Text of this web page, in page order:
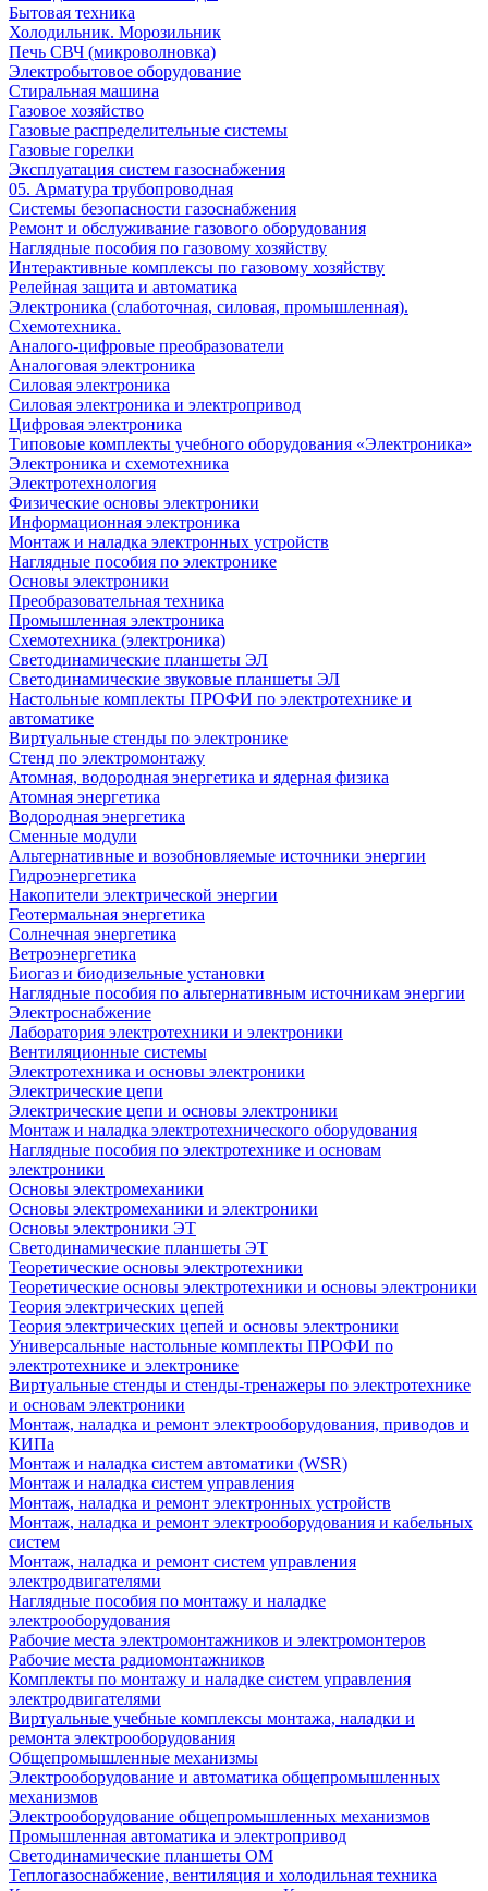
Бытовая техника
Холодильник. Морозильник
Печь СВЧ (микроволновка)
Электробытовое оборудование
Стиральная машина
Газовое хозяйство
Газовые распределительные системы
Газовые горелки
Эксплуатация систем газоснабжения
05. Арматура трубопроводная
Системы безопасности газоснабжения
Ремонт и обслуживание газового оборудования
Наглядные пособия по газовому хозяйству
Интерактивные комплексы по газовому хозяйству
Релейная защита и автоматика
Электроника (слаботочная, силовая, промышленная).
Схемотехника.
Аналого-цифровые преобразователи
Аналоговая электроника
Cиловая электроника
Cиловая электроника и электропривод
Цифровая электроника
Типовоые комплекты учебного оборудования «Электроника»
Электроника и схемотехника
Электротехнология
Физические основы электроники
Информационная электроника
Монтаж и наладка электронных устройств
Наглядные пособия по электронике
Основы электроники
Преобразовательная техника
Промышленная электроника
Схемотехника (электроника)
Светодинамические планшеты ЭЛ
Светодинамические звуковые планшеты ЭЛ
Настольные комплекты ПРОФИ по электротехнике и
автоматике
Виртуальные стенды по электронике
Стенд по электромонтажу
Атомная, водородная энергетика и ядерная физика
Атомная энергетика
Водородная энергетика
Сменные модули
Альтернативные и возобновляемые источники энергии
Гидроэнергетика
Накопители электрической энергии
Геотермальная энергетика
Солнечная энергетика
Ветроэнергетика
Биогаз и биодизельные установки
Наглядные пособия по альтернативным источникам энергии
Электроснабжение
Лаборатория электротехники и электроники
Вентиляционные системы
Электротехника и основы электроники
Электрические цепи
Электрические цепи и основы электроники
Монтаж и наладка электротехнического оборудования
Наглядные пособия по электротехнике и основам
электроники
Основы электромеханики
Основы электромеханики и электроники
Основы электроники ЭТ
Светодинамические планшеты ЭТ
Теоретические основы электротехники
Теоретические основы электротехники и основы электроники
Теория электрических цепей
Теория электрических цепей и основы электроники
Универсальные настольные комплекты ПРОФИ по
электротехнике и электронике
Виртуальные стенды и стенды-тренажеры по электротехнике
и основам электроники
Монтаж, наладка и ремонт электрооборудования, приводов и
КИПа
Монтаж и наладка систем автоматики (WSR)
Монтаж и наладка систем управления
Монтаж, наладка и ремонт электронных устройств
Монтаж, наладка и ремонт электрооборудования и кабельных
систем
Монтаж, наладка и ремонт систем управления
электродвигателями
Наглядные пособия по монтажу и наладке
электрооборудования
Рабочие места электромонтажников и электромонтеров
Рабочие места радиомонтажников
Комплекты по монтажу и наладке систем управления
электродвигателями
Виртуальные учебные комплексы монтажа, наладки и
ремонта электрооборудования
Общепромышленные механизмы
Электрооборудование и автоматика общепромышленных
механизмов
Электрооборудование общепромышленных механизмов
Промышленная автоматика и электропривод
Светодинамические планшеты ОМ
Теплогазоснабжение, вентиляция и холодильная техника